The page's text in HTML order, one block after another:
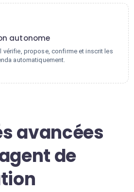
autonome
vérifie, propose, confirme et inscrit les
automatiquement.
avancées
de